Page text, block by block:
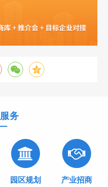
务
园区规划 产业招商